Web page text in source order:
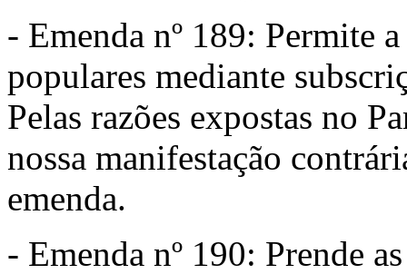
- Emenda nº 189: Permite
populares mediante
Pelas razões expostas no
nossa manifestação
emenda.
- Emenda nº 190: Prende